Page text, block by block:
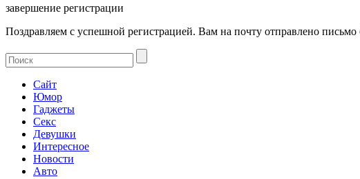
завершение регистрации
Поздравляем с успешной регистрацией. Вам на почту отправлено
Сайт
Юмор
Гаджеты
Секс
Девушки
Интересное
Новости
Авто